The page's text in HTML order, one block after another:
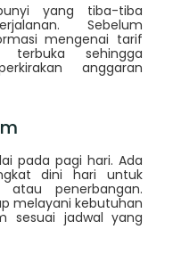
yang tiba-tiba
Sebelum
mengenai tarif
sehingga
anggaran
pada pagi hari. Ada
dini hari untuk
penerbangan.
melayani kebutuhan
sesuai jadwal yang